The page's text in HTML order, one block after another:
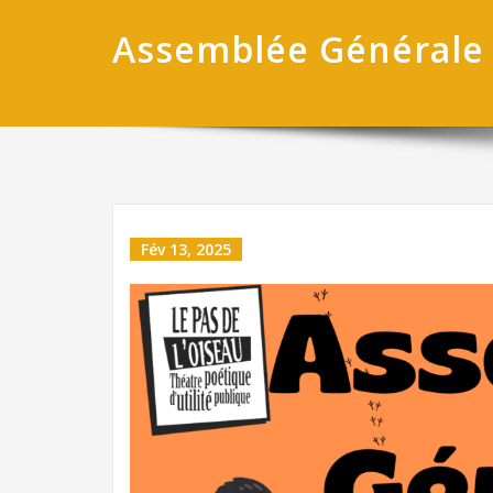
Assemblée Générale
Fév 13, 2025